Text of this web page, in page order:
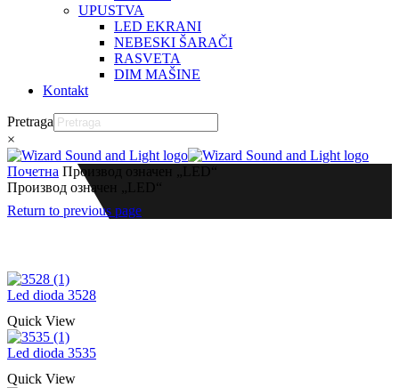
UPUSTVA
LED EKRANI
NEBESKI ŠARAČI
RASVETA
DIM MAŠINE
Kontakt
Pretraga
×
Почетна Производ oзначен „LED“
Производ oзначен „LED“
Return to previous page
Led dioda 3528
Quick View
Led dioda 3535
Quick View